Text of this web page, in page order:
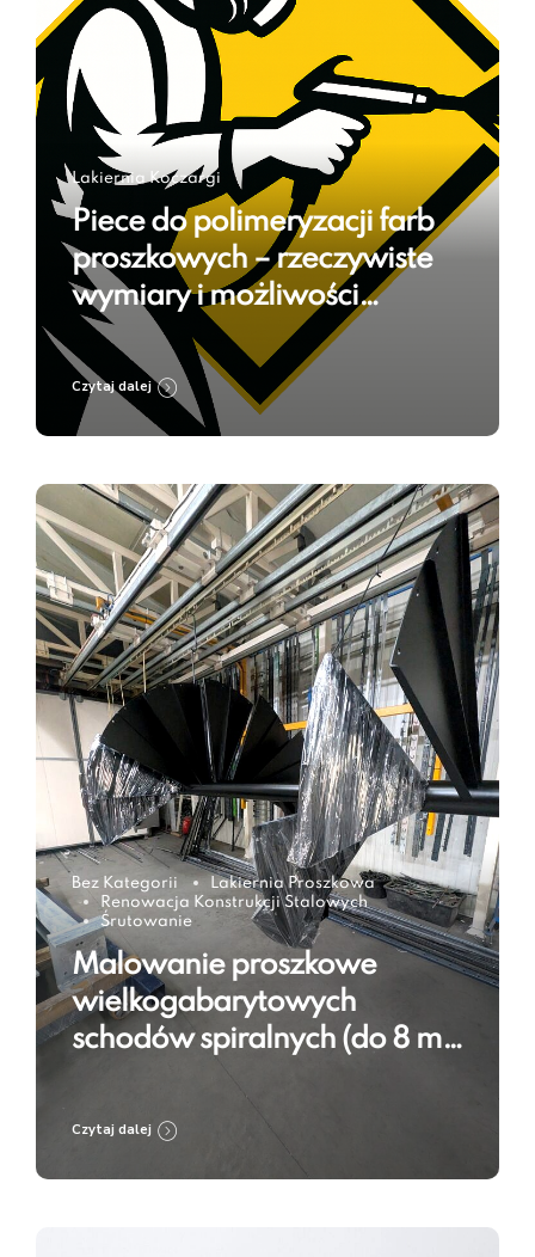
Lakiernia Koczargi
Piece do polimeryzacji farb
proszkowych – rzeczywiste
wymiary i możliwości
Lakierni Koczargi
Czytaj dalej
Bez Kategorii
Lakiernia Proszkowa
Renowacja Konstrukcji Stalowych
Śrutowanie
Malowanie proszkowe
wielkogabarytowych
schodów spiralnych (do 8 m)
praktyce
Czytaj dalej